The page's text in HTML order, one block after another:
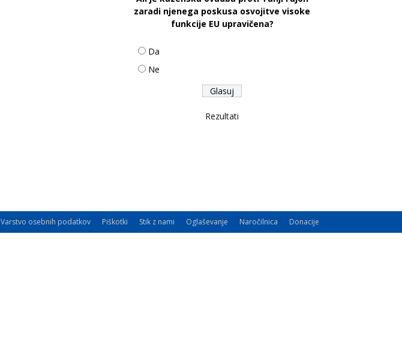
zaradi njenega poskusa osvojitve visoke
funkcije EU upravičena?
Da
Ne
Rezultati
Varstvo osebnih podatkov Piškotki Stik z nami Oglaševanje Naročilnica Donacije